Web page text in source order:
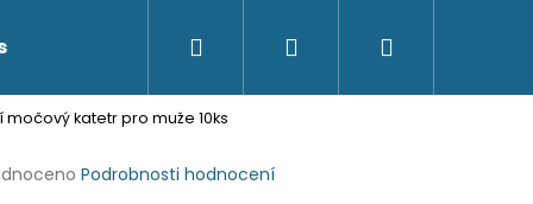
Přihlášení
katetr pro muže 10ks
Podrobnosti hodnocení